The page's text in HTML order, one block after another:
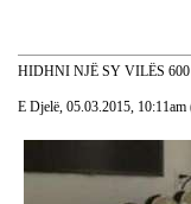
HIDHNI NJË SY VILËS
E Djelë, 05.03.2015,